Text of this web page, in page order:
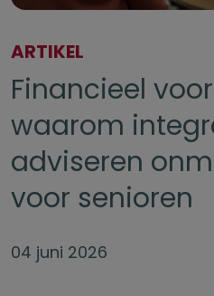
ARTIKEL
Financieel
waarom
adviseren
voor senioren
04 juni 2026